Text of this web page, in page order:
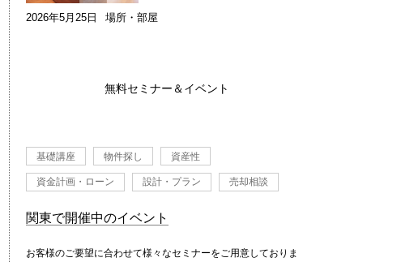
2026年5月25日 場所・部屋
無料セミナー＆イベント
基礎講座 物件探し 資産性
資金計画・ローン 設計・プラン 売却相談
関東で開催中のイベント
お客様のご要望に合わせて様々なセミナーをご用意しておりま